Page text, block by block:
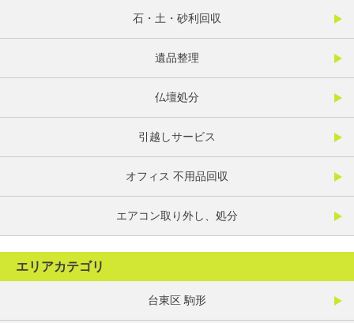
石・土・砂利回収
遺品整理
仏壇処分
引越しサービス
オフィス 不用品回収
エアコン取り外し、処分
エリアカテゴリ
台東区 駒形